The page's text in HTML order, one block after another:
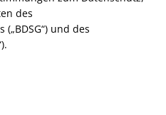
des
und des